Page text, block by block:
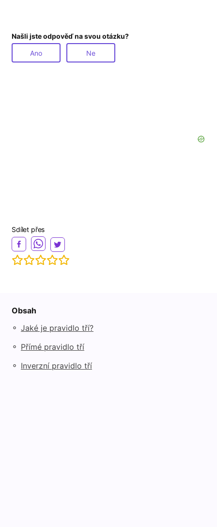
Našli jste odpověď na svou otázku?
Ano Ne
Sdílet přes
Obsah
◦ Jaké je pravidlo tří?
◦ Přímé pravidlo tří
◦ Inverzní pravidlo tří